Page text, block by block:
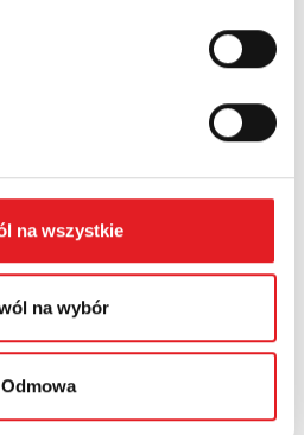
na wszystkie
na wybór
Odmowa
przetwarzanie moich danych
S.A. Więcej informacji na
danych osobowych w
Polityki Prywatności